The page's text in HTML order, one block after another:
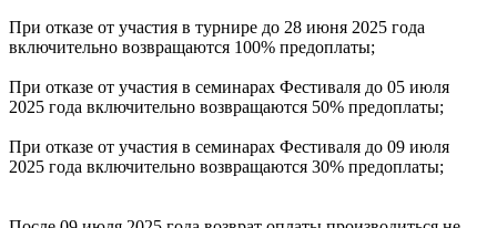
При отказе от участия в турнире до 28 июня 2025 года
включительно возвращаются 100% предоплаты;
При отказе от участия в семинарах Фестиваля до 05 июля
2025 года включительно возвращаются 50% предоплаты;
При отказе от участия в семинарах Фестиваля до 09 июля
2025 года включительно возвращаются 30% предоплаты;